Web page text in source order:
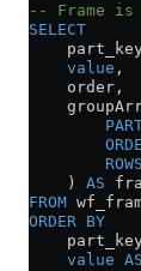
-- Frame is
SELECT
    value
,
    order,
        ROWS
    )
AS
FROM
ORDER BY
    value